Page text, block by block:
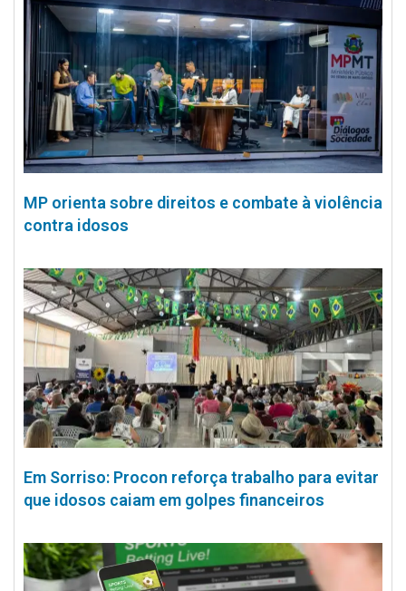
MP orienta sobre direitos e combate à violência
contra idosos
Em Sorriso: Procon reforça trabalho para evitar
que idosos caiam em golpes financeiros